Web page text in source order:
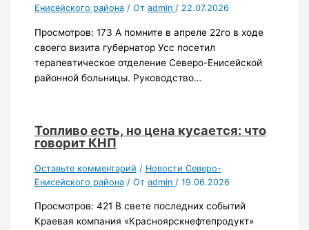
Енисейского района/ От admin / 22.07.2026
Просмотров: 173 А помните в апреле 22го в ходе
своего визита губернатор Усс посетил
терапевтическое отделение Северо-Енисейской
районной больницы. Руководство…
Топливо есть, но цена кусается: что
говорит КНП
Оставьте комментарий / Новости Северо-
Енисейского района/ От admin / 19.06.2026
Просмотров: 421 В свете последних событий
Краевая компания «Красноярскнефтепродукт»